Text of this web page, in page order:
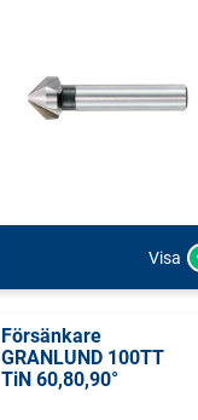
Visa
Försänkare
GRANLUND 100TT
TiN 60,80,90°